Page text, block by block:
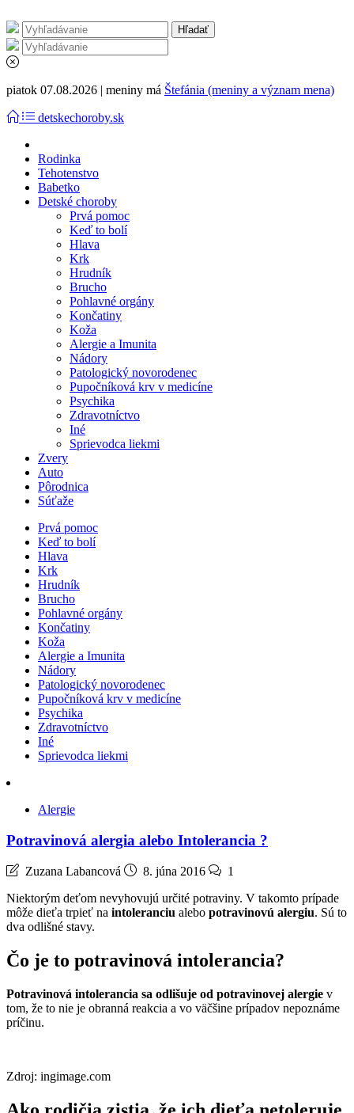
piatok 07.08.2026 | meniny má Štefánia (meniny a význam mena)
detskechoroby.sk
Rodinka
Tehotenstvo
Babetko
Detské choroby
Prvá pomoc
Keď to bolí
Hlava
Krk
Hrudník
Brucho
Pohlavné orgány
Končatiny
Koža
Alergie a Imunita
Nádory
Patologický novorodenec
Pupočníková krv v medicíne
Psychika
Zdravotníctvo
Iné
Sprievodca liekmi
Zvery
Auto
Pôrodnica
Súťaže
Prvá pomoc
Keď to bolí
Hlava
Krk
Hrudník
Brucho
Pohlavné orgány
Končatiny
Koža
Alergie a Imunita
Nádory
Patologický novorodenec
Pupočníková krv v medicíne
Psychika
Zdravotníctvo
Iné
Sprievodca liekmi
Alergie
Potravinová alergia alebo Intolerancia ?
Zuzana Labancová 8. júna 2016
1
Niektorým deťom nevyhovujú určité potraviny. V takomto prípade
môže dieťa trpieť na intoleranciu alebo potravinovú alergiu. Sú to
dva odlišné stavy.
Čo je to potravinová intolerancia?
Potravinová intolerancia sa odlišuje od potravinovej alergie v
tom, že to nie je obranná reakcia a vo väčšine prípadov nepoznáme
príčinu.
Zdroj: ingimage.com